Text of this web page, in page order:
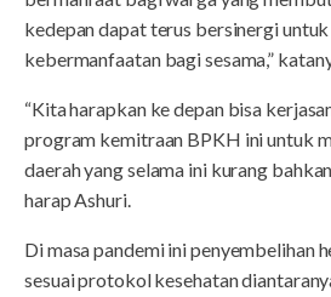
kedepan dapat terus bersinergi
kebermanfaatan bagi sesama,”
“Kita harapkan ke depan bisa
program kemitraan BPKH ini untuk
daerah yang selama ini kurang
harap Ashuri.
Di masa pandemi ini penyembelihan
sesuai protokol kesehatan